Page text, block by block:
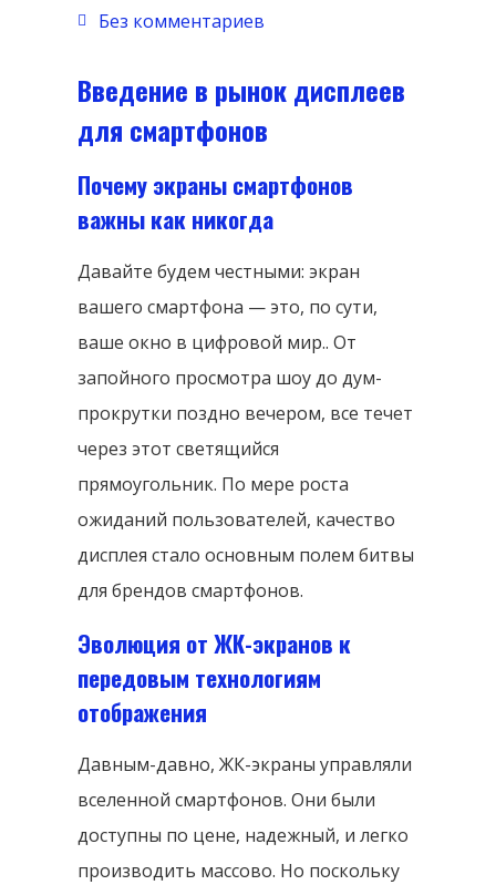
Без комментариев
Введение в рынок дисплеев
для смартфонов
Почему экраны смартфонов
важны как никогда
Давайте будем честными: экран
вашего смартфона — это, по сути,
ваше окно в цифровой мир.. От
запойного просмотра шоу до дум-
прокрутки поздно вечером, все течет
через этот светящийся
прямоугольник. По мере роста
ожиданий пользователей, качество
дисплея стало основным полем битвы
для брендов смартфонов.
Эволюция от ЖК-экранов к
передовым технологиям
отображения
Давным-давно, ЖК-экраны управляли
вселенной смартфонов. Они были
доступны по цене, надежный, и легко
производить массово. Но поскольку